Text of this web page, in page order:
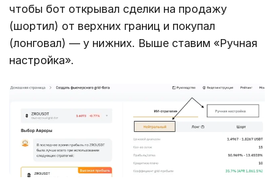
чтобы бот открывал сделки на продажу
(шортил) от верхних границ и покупал
(лонговал) — у нижних. Выше ставим «Ручная
настройка».